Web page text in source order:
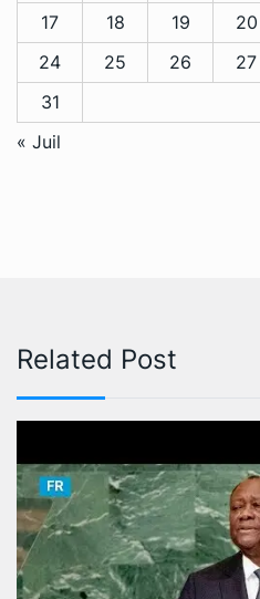
17
18 19 20
24
25 26 27
31
« Juil
Related Post